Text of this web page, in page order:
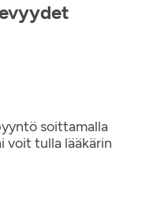
soittamalla
voit tulla lääkärin